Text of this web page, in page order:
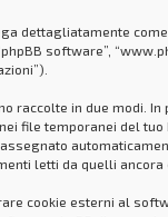
dettagliatamente come
software”,
raccolte in due modi.
file temporanei del
letti da quelli
cookie esterni al